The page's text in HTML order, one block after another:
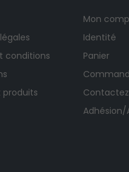
conditions
produits
Mon
Identité
Panier